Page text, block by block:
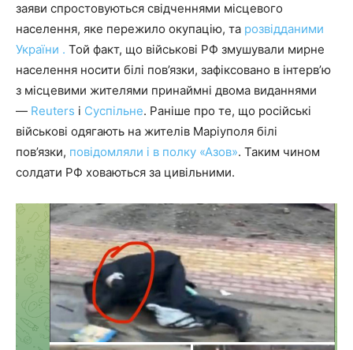
заяви спростовуються свідченнями місцевого
населення, яке пережило окупацію, та розвідданими
України . Той факт, що військові РФ змушували мирне
населення носити білі пов’язки, зафіксовано в інтерв’ю
з місцевими жителями принаймні двома виданнями
— Reuters і Суспільне. Раніше про те, що російські
військові одягають на жителів Маріуполя білі
пов’язки, повідомляли і в полку «Азов». Таким чином
солдати РФ ховаються за цивільними.